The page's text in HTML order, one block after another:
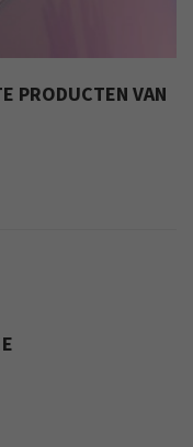
PRODUCTEN VAN